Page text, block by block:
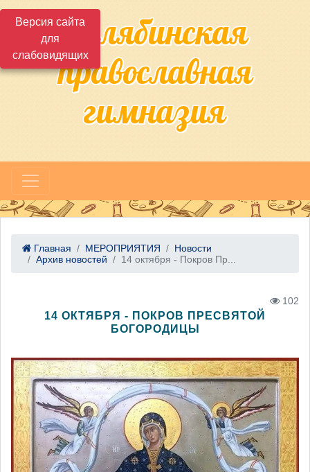
Версия сайта
для
слабовидящихЧелябинская
православная
гимназия
Главная МЕРОПРИЯТИЯ
Новости
Архив новостей
14 октября - Покров Пр...
102
14 ОКТЯБРЯ - ПОКРОВ ПРЕСВЯТОЙ
БОГОРОДИЦЫ